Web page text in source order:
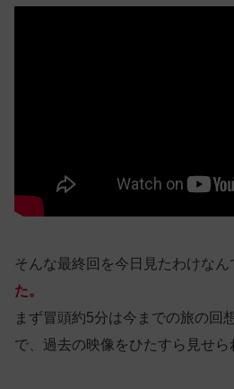
そんな最終回を今日見たわけなん
た。
まず冒頭約5分は今までの旅の回
で、過去の映像をひたすら見せら